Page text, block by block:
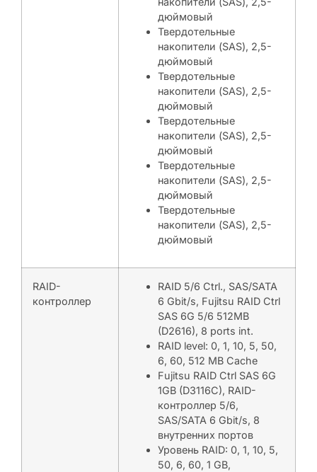
дюймовый
Твердотельные
накопители (SAS), 2,5-
дюймовый
Твердотельные
накопители (SAS), 2,5-
дюймовый
Твердотельные
накопители (SAS), 2,5-
дюймовый
Твердотельные
накопители (SAS), 2,5-
дюймовый
Твердотельные
накопители (SAS), 2,5-
дюймовый
RAID-
контроллер
RAID 5/6 Ctrl., SAS/SATA
6 Gbit/s, Fujitsu RAID Ctrl
SAS 6G 5/6 512MB
(D2616), 8 ports int.
RAID level: 0, 1, 10, 5, 50,
6, 60, 512 MB Cache
Fujitsu RAID Ctrl SAS 6G
1GB (D3116C), RAID-
контроллер 5/6,
SAS/SATA 6 Gbit/s, 8
внутренних портов
Уровень RAID: 0, 1, 10, 5,
50, 6, 60, 1 GB,